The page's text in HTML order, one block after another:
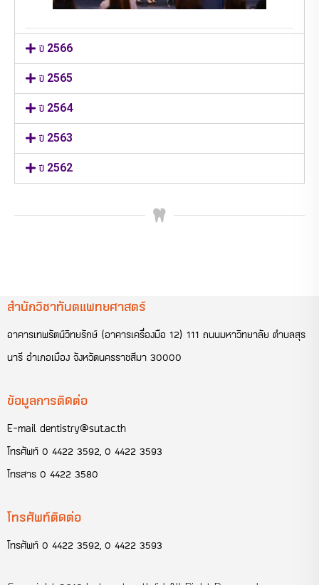
ปี 2566
ปี 2565
ปี 2564
ปี 2563
ปี 2562
สำนักวิชาทันตแพทยศาสตร์
อาคารเทพรัตน์วิทยรักษ์ (อาคารเครื่องมือ 12) 111 ถนนมหาวิทยาลัย ตำบลสุร
นารี อำเภอเมือง จังหวัดนครราชสีมา 30000
ข้อมูลการติดต่อ
E-mail dentistry@sut.ac.th
โทรศัพท์ 0 4422 3592, 0 4422 3593
โทรสาร 0 4422 3580
โทรศัพท์ติดต่อ
โทรศัพท์ 0 4422 3592, 0 4422 3593